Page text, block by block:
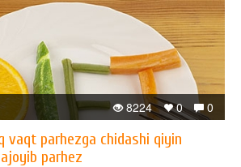
0
0
8224
vaqt parhezga chidashi qiyin
parhez